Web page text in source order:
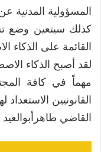
المسؤولية المدنية
كذلك سيتعين وضع
القائمة على الذكاء
مهماً في كافة
القانونيين الاستعداد
القاضي طاهرأبوالعيد –